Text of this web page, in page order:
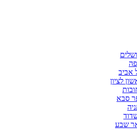
אביב
לציון
סבא
שבע